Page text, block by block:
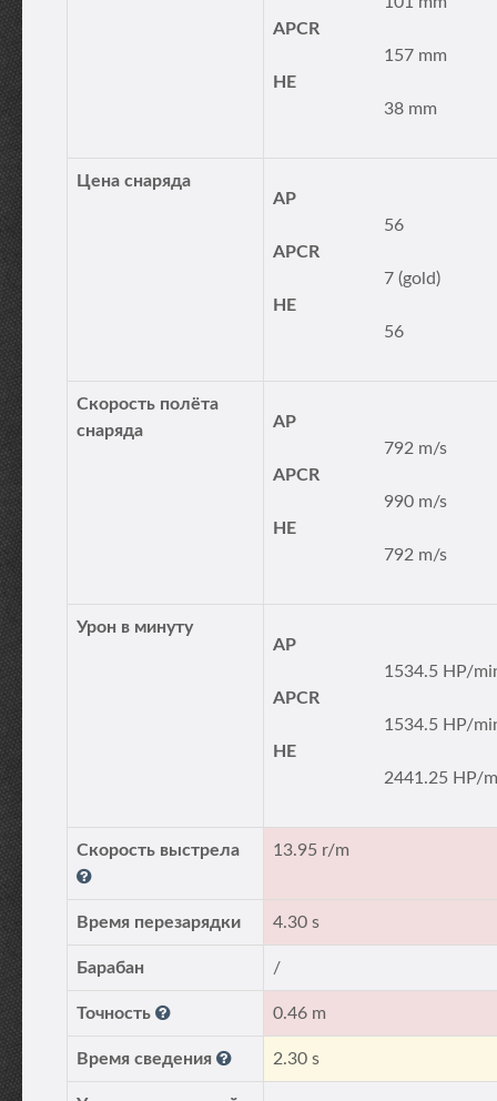
APCR
157 mm
HE
38 mm
Цена снаряда
AP
56
APCR
7 (gold)
HE
56
Скорость полёта
снаряда
AP
792 m/s
APCR
990 m/s
HE
792 m/s
Урон в минуту
AP
1534.5 HP/
APCR
1534.5 HP/
HE
2441.25 HP/
Скорость выстрела 13.95 r/m
Время перезарядки 4.30 s
Барабан /
Точность 0.46 m
Время сведения 2.30 s